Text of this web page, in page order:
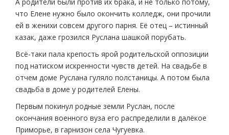
что Елене нужно было окончить колледж, они прочили
ей в женихи совсем другого парня. Её отец – истинный
казак, даже грозился Руслана шашкой порубать.
Всё-таки пала крепость ярой родительской оппозиции
под натиском искренности чувств детей. На свадьбе в
отчем доме Руслана гуляло полстаницы. А потом была
свадьба в доме у родителей Елены.
Первым покинул родные земли Руслан, после
окончания военного вуза его распределили в далёкое
Приморье, в гарнизон села Чугуевка.